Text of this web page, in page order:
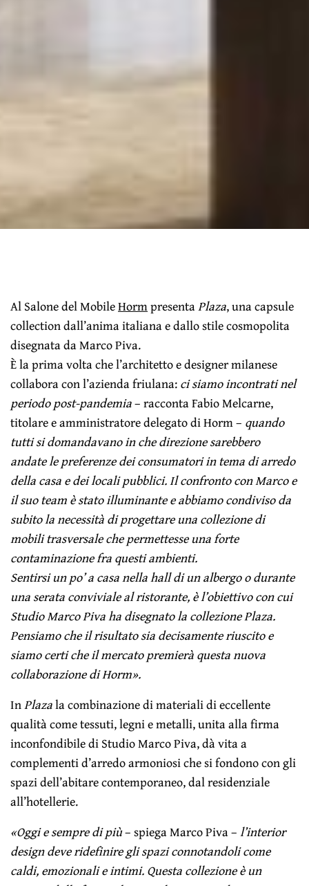
Al Salone del MobileHormpresentaPlaza, una capsule
collection dall’anima italiana e dallo stile cosmopolita
disegnata da Marco Piva.
È la prima volta che l’architetto e designer milanese
collabora con l’azienda friulana:ci siamo incontrati nel
periodo post-pandemia– racconta Fabio Melcarne,
titolare e amministratore delegato di Horm – quando
tutti si domandavano in che direzione sarebbero
andate le preferenze dei consumatori in tema di arredo
della casa e dei locali pubblici. Il confronto con Marco e
il suo team è stato illuminante e abbiamo condiviso da
subito la necessità di progettare una collezione di
mobili trasversale che permettesse una forte
contaminazione fra questi ambienti.
Sentirsi un po’ a casa nella hall di un albergo o durante
una serata conviviale al ristorante, è l’obiettivo con cui
Studio Marco Piva ha disegnato la collezione Plaza.
Pensiamo che il risultato sia decisamente riuscito e
siamo certi che il mercato premierà questa nuova
collaborazione di Horm».
InPlazala combinazione di materiali di eccellente
qualità come tessuti, legni e metalli, unita alla firma
inconfondibile di Studio Marco Piva, dà vita a
complementi d’arredo armoniosi che si fondono con gli
spazi dell’abitare contemporaneo, dal residenziale
all’hotellerie.
«Oggi e sempre di più– spiega Marco Piva –l’interior
design deve ridefinire gli spazi connotandoli come
caldi, emozionali e intimi. Questa collezione è un